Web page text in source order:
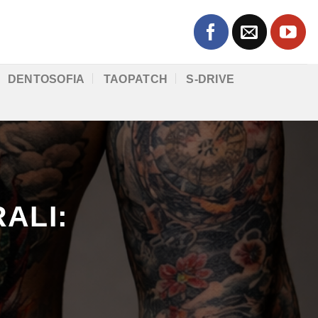
DENTOSOFIA TAOPATCH S-DRIVE